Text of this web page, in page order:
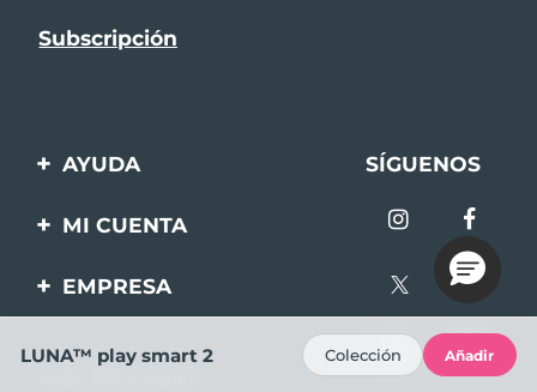
AYUDA
Contáctanos
Preguntas frecuentes
SÍGUENOS
MI CUENTA
Registro de productos
Ayuda
EMPRESA
LUNA™ play smart 2 Colección Añadir